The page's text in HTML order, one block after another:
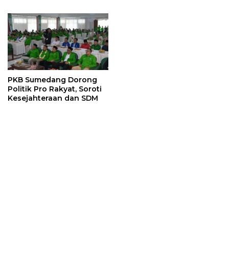
PKB Sumedang Dorong
Politik Pro Rakyat, Soroti
Kesejahteraan dan SDM